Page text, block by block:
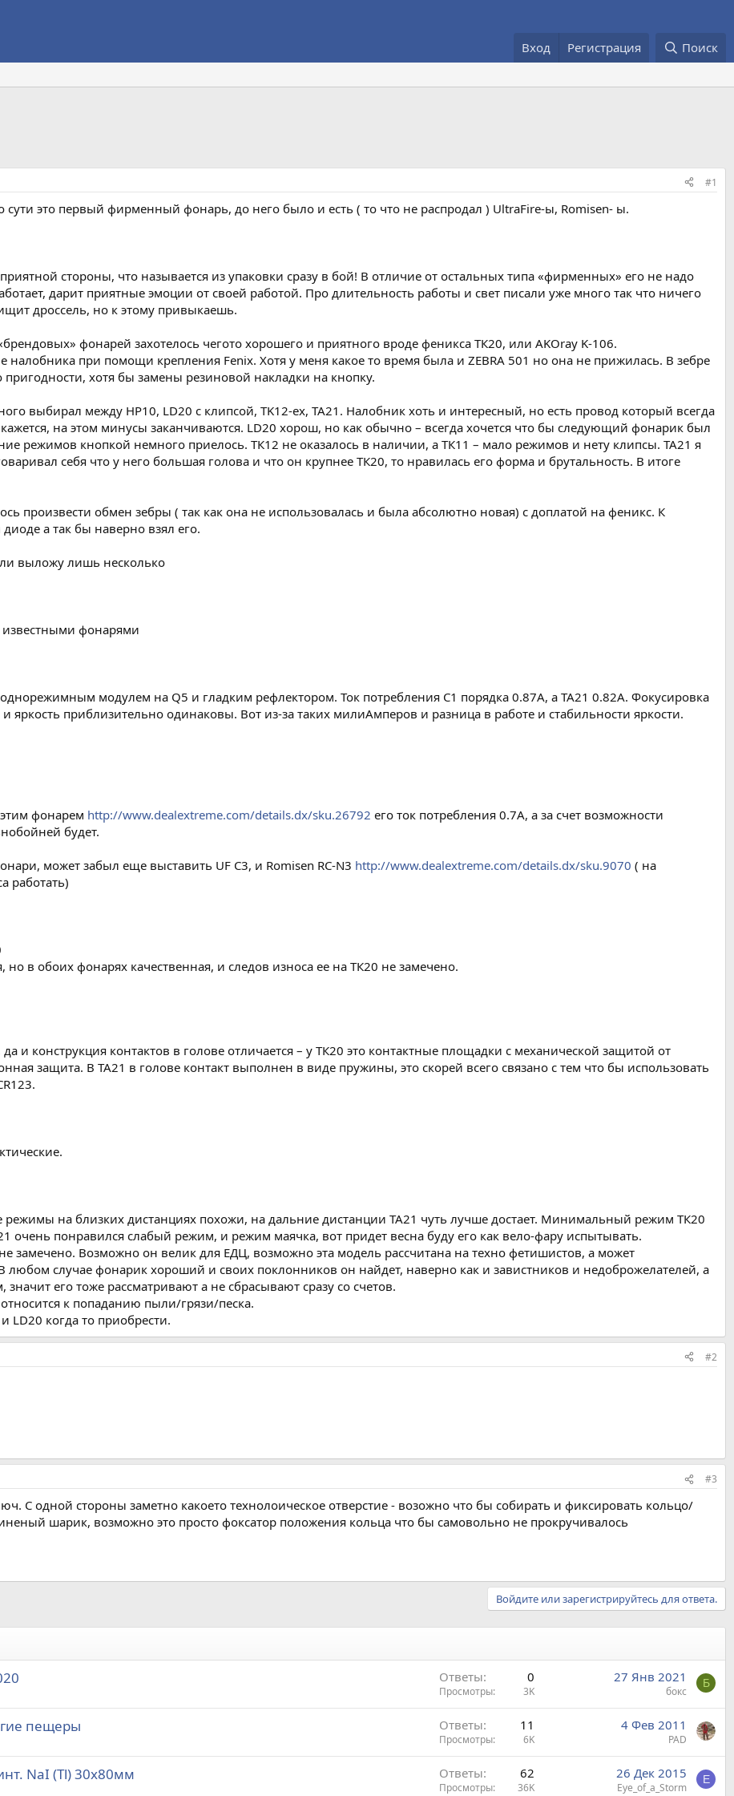
Вход Регистрация Поиск
#1
сути это первый фирменный фонарь, до него было и есть ( то что не распродал ) UltraFire-ы, Romisen- ы.
стороны, что называется из упаковки сразу в бой! В отличие от остальных типа «фирменных» его не надо
дарит приятные эмоции от своей работой. Про длительность работы и свет писали уже много так что ничего
дроссель, но к этому привыкаешь.
фонарей захотелось чегото хорошего и приятного вроде феникса ТК20, или AKOray K-106.
налобника при помощи крепления Fenix. Хотя у меня какое то время была и ZEBRA 501 но она не прижилась. В зебре
пригодности, хотя бы замены резиновой накладки на кнопку.
выбирал между HP10, LD20 с клипсой, TK12-ex, TA21. Налобник хоть и интересный, но есть провод который всегда
на этом минусы заканчиваются. LD20 хорош, но как обычно – всегда хочется что бы следующий фонарик был
режимов кнопкой немного приелось. ТК12 не оказалось в наличии, а ТК11 – мало режимов и нету клипсы. ТА21 я
себя что у него большая голова и что он крупнее ТК20, то нравилась его форма и брутальность. В итоге
произвести обмен зебры ( так как она не использовалась и была абсолютно новая) с доплатой на феникс. К
а так бы наверно взял его.
выложу лишь несколько
известными фонарями
однорежимным модулем на Q5 и гладким рефлектором. Ток потребления С1 порядка 0.87А, а ТА21 0.82А. Фокусировка
яркость приблизительно одинаковы. Вот из-за таких милиАмперов и разница в работе и стабильности яркости.
фонарем http://www.dealextreme.com/details.dx/sku.26792 его ток потребления 0.7А, а за счет возможности
будет.
может забыл еще выставить UF C3, и Romisen RC-N3 http://www.dealextreme.com/details.dx/sku.9070 ( на
работать)
но в обоих фонарях качественная, и следов износа ее на ТК20 не замечено.
и конструкция контактов в голове отличается – у ТК20 это контактные площадки с механической защитой от
защита. В ТА21 в голове контакт выполнен в виде пружины, это скорей всего связано с тем что бы использовать
на близких дистанциях похожи, на дальние дистанции ТА21 чуть лучше достает. Минимальный режим ТК20
очень понравился слабый режим, и режим маячка, вот придет весна буду его как вело-фару испытывать.
замечено. Возможно он велик для ЕДЦ, возможно эта модель рассчитана на техно фетишистов, а может
любом случае фонарик хороший и своих поклонников он найдет, наверно как и завистников и недоброжелателей, а
его тоже рассматривают а не сбрасывают сразу со счетов.
к попаданию пыли/грязи/песка.
LD20 когда то приобрести.
#2
#3
С одной стороны заметно какоето технолоическое отверстие - возожно что бы собирать и фиксировать кольцо/
шарик, возможно это просто фоксатор положения кольца что бы самовольно не прокручивалось
Войдите или зарегистрируйтесь для ответа.
Ответы 0
Просмотры 3K
27 Янв 2021
бокс
Б
пещеры Ответы 11
Просмотры 6K
4 Фев 2011
PAD
NaI (Tl) 30x80мм Ответы 62
Просмотры 36K
26 Дек 2015
Eye_of_a_Storm
E